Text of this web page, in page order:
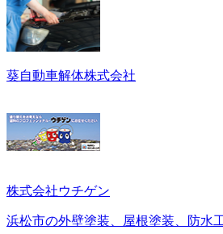
葵自動車解体株式会社
株式会社ウチゲン
浜松市の外壁塗装、屋根塗装、防水